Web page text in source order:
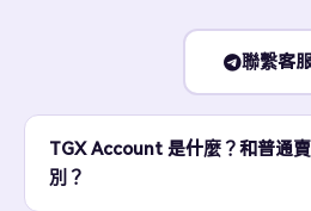
聯繫客
TGX Account 是什麼？和普通
別？